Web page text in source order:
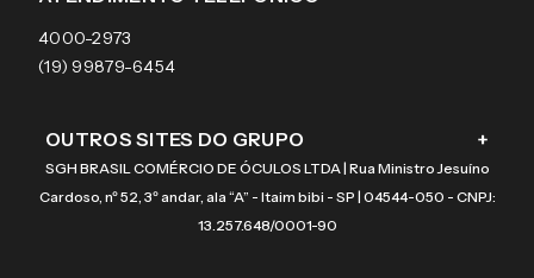
4000-2973
(19) 99879-6454
OUTROS SITES DO GRUPO +
SGH BRASIL COMÉRCIO DE ÓCULOS LTDA | Rua Ministro Jesuíno
Cardoso, nº 52, 3º andar, ala “A” - Itaim bibi - SP | 04544-050 - CNPJ:
13.257.648/0001-90